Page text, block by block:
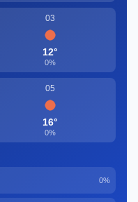
03
12°
0%
05
16°
0%
0%